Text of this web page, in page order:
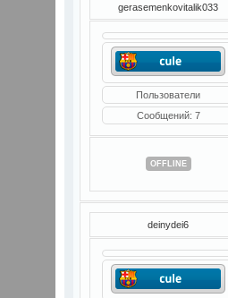
gerasemenkovitalik033
Пользователи
Сообщений: 7
OFFLINE
deinydei6